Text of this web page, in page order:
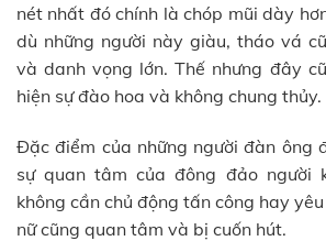
nét nhất đó chính là chóp mũi dày
dù những người này giàu, tháo vá
và danh vọng lớn. Thế nhưng đây
hiện sự đào hoa và không chung thủy.
Đặc điểm của những người đàn ông
sự quan tâm của đông đảo người
không cần chủ động tấn công hay
nữ cũng quan tâm và bị cuốn hút.